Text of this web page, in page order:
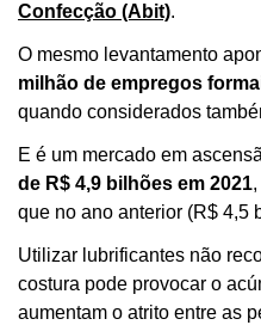
Confecção (Abit).
O mesmo levantamento
milhão de empregos
quando considerados
E é um mercado em
de R$ 4,9 bilhões em 2021
que no ano anterior (R$ 4,5
Utilizar lubrificantes não
costura pode provocar o
aumentam o atrito entre as